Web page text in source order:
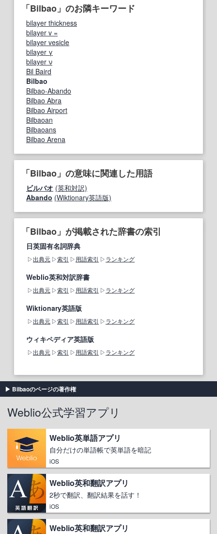
「Bilbao」のお隣キーワード
bilayer thickness
bilayer v =
bilayer vesicle
bilayer γ
bilayer ν
Bil Baird
Bilbao
Bilbao-Abando
Bilbao Abra
Bilbao Airport
Bilbaoan
Bilbaoans
Bilbao Arena
「Bilbao」の意味に関連した用語
ビルバオ (英和対訳)
Abando (Wiktionary英語版)
「Bilbao」が掲載された辞書の索引
日英固有名詞辞典
出典元 索引 用語索引 ランキング
Weblio英和対訳辞書
出典元 索引 用語索引 ランキング
Wiktionary英語版
出典元 索引 用語索引 ランキング
ウィキペディア英語版
出典元 索引 用語索引 ランキング
Bilbaoのページの著作権
Weblio公式学習アプリ
Weblio英単語アプリ
自分だけの単語帳で英単語を暗記
iOS
Weblio英和翻訳アプリ
2秒で翻訳、翻訳結果を話す！
iOS
Weblio英和翻訳アプリ